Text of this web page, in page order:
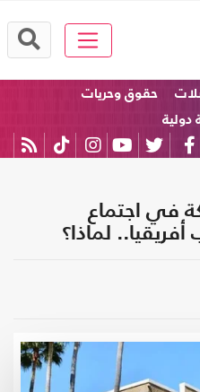
حقوق وحريات
دولية
في اجتماع
لماذا؟